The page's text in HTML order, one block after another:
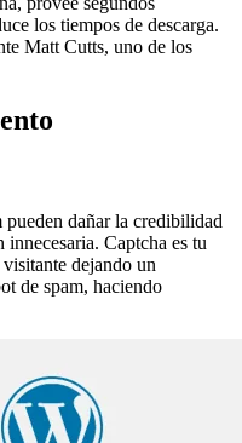
los tiempos de descarga.
Matt Cutts, uno de los
dañar la credibilidad
Captcha es tu
dejando un
de spam, haciendo